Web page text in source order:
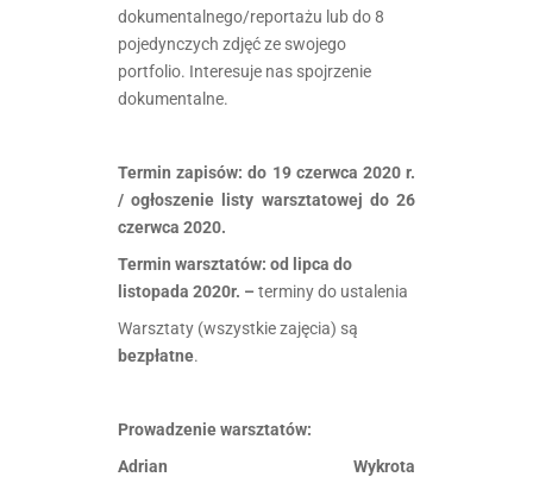
dokumentalnego/reportażu lub do 8
pojedynczych zdjęć ze swojego
portfolio. Interesuje nas spojrzenie
dokumentalne.
Termin zapisów: do 19 czerwca 2020 r.
/ ogłoszenie listy warsztatowej do 26
czerwca 2020.
Termin warsztatów: od lipca do
listopada 2020r. – terminy do ustalenia
Warsztaty (wszystkie zajęcia) są
bezpłatne.
Prowadzenie warsztatów:
Adrian Wykrota